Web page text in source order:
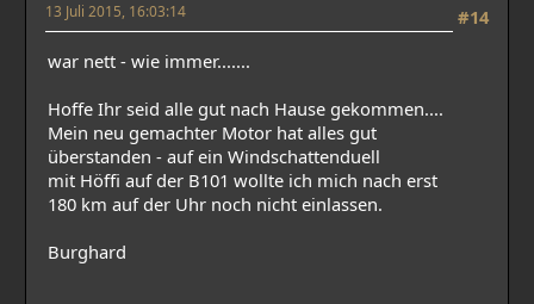
#14
13 Juli 2015, 16:03:14
war nett - wie immer.......
Hoffe Ihr seid alle gut nach Hause gekommen....
Mein neu gemachter Motor hat alles gut
überstanden - auf ein Windschattenduell
mit Höffi auf der B101 wollte ich mich nach erst
180 km auf der Uhr noch nicht einlassen.
Burghard